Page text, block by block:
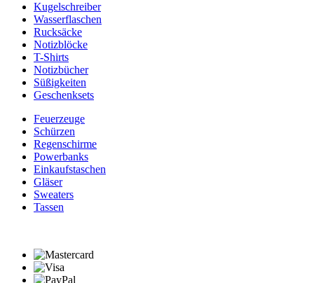
Kugelschreiber
Wasserflaschen
Rucksäcke
Notizblöcke
T-Shirts
Notizbücher
Süßigkeiten
Geschenksets
Feuerzeuge
Schürzen
Regenschirme
Powerbanks
Einkaufstaschen
Gläser
Sweaters
Tassen